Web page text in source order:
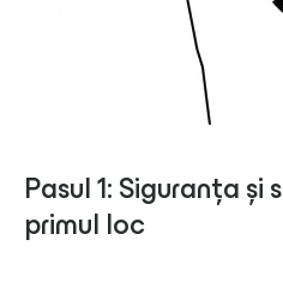
Pasul 1: Siguranța
primul loc